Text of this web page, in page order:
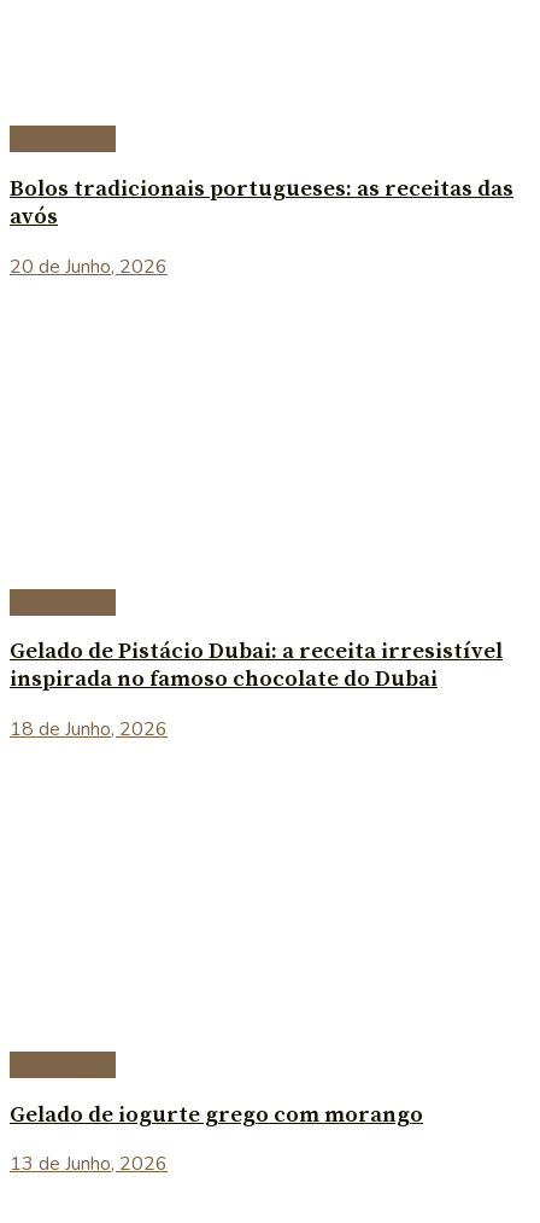
Bolos tradicionais portugueses: as receitas das
avós
20 de Junho, 2026
Gelado de Pistácio Dubai: a receita irresistível
inspirada no famoso chocolate do Dubai
18 de Junho, 2026
Gelado de iogurte grego com morango
13 de Junho, 2026